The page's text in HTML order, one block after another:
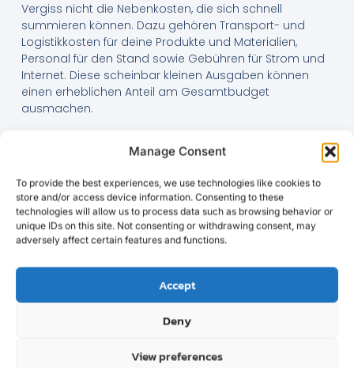
Manage Consent
To provide the best experiences, we use technologies like cookies to
store and/or access device information. Consenting to these
technologies will allow us to process data such as browsing behavior or
unique IDs on this site. Not consenting or withdrawing consent, may
adversely affect certain features and functions.
Accept
Deny
View preferences
Vergiss nicht die Nebenkosten, die sich schnell
summieren können. Dazu gehören Transport- und
Logistikkosten für deine Produkte und Materialien,
Personal für den Stand sowie Gebühren für Strom und
Internet. Diese scheinbar kleinen Ausgaben können
einen erheblichen Anteil am Gesamtbudget
ausmachen.
Worauf du beim Budget
achten solltest
Bei der Planung deines Budgets ist es wichtig, alle
potenziellen Kosten im Voraus zu berücksichtigen.
Erstelle eine detaillierte Liste aller erwarteten Ausgaben
und füge einen Puffer für unvorhergesehene Kosten
hinzu. Ein guter Tipp ist, mindestens 10-15% deines
Budgets als Reserve einzuplanen.
design. Es gibt oft große Preisunterschiede, und ein
aber hochwertige Lösung zu finden. Achte darauf,